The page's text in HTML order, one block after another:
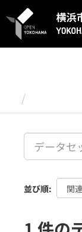
キ
並び順